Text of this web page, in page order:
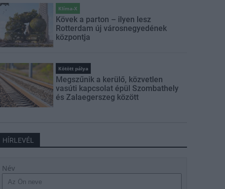
Klíma-X
Kövek a parton – ilyen lesz
Rotterdam új városnegyedének
központja
Kötött pálya
Megszűnik a kerülő, közvetlen
vasúti kapcsolat épül Szombathely
és Zalaegerszeg között
HÍRLEVÉL
Név